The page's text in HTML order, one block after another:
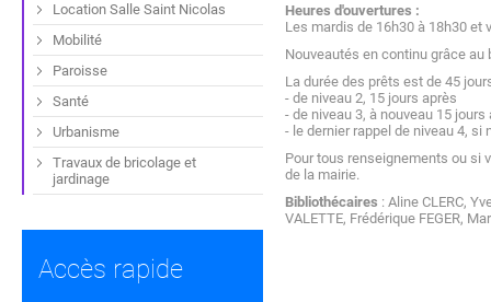
Heures d'ouvertures :
Les mardis de 16h30 à 18h30 et
Nouveautés en continu grâce
La durée des prêts est de 45
- de niveau 2, 15 jours après
- de niveau 3, à nouveau 15
- le dernier rappel de niveau 4,
Pour tous renseignements ou si
de la mairie.
Bibliothécaires : Aline CLERC,
VALETTE, Frédérique FEGER,
Location Salle Saint Nicolas
Mobilité
Paroisse
Santé
Urbanisme
Travaux de bricolage et
jardinage
Accès rapide